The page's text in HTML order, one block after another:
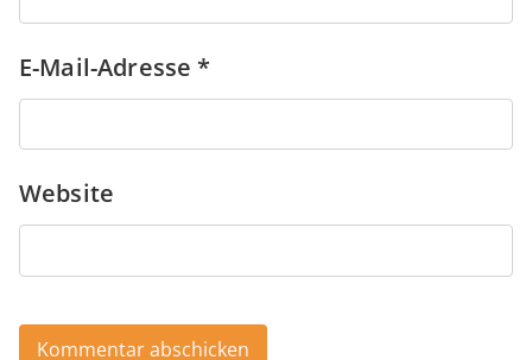
E-Mail-Adresse*
Website